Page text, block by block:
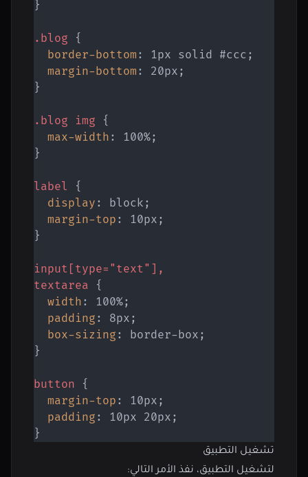
}
.blog
{
border-bottom : 1px solid #ccc ;
margin-bottom : 20px ;
}
.blog img
{
max-width : 100%;
}
label
{
display : block ;
margin-top : 10px ;
}
input[type="text"],
textarea
{
width : 100%;
padding : 8px ;
box-sizing : border-box ;
}
button
{
margin-top : 10px ;
padding : 10px 20px ;
}
تشغيل التطبيق
لتشغيل التطبيق، نفذ الأمر التالي: